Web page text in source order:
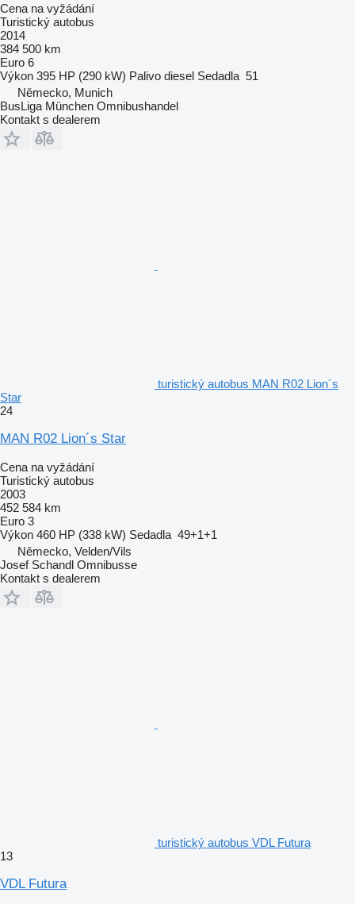
Cena na vyžádání
Turistický autobus
2014
384 500 km
Euro 6
Výkon 395 HP (290 kW) Palivo diesel Sedadla 51
Německo, Munich
BusLiga München Omnibushandel
Kontakt s dealerem
turistický autobus MAN R02 Lion´s
Star
24
MAN R02 Lion´s Star
Cena na vyžádání
Turistický autobus
2003
452 584 km
Euro 3
Výkon 460 HP (338 kW) Sedadla 49+1+1
Německo, Velden/Vils
Josef Schandl Omnibusse
Kontakt s dealerem
turistický autobus VDL Futura
13
VDL Futura